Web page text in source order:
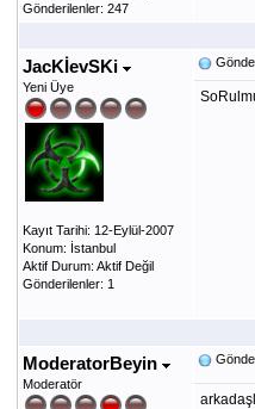
Gönderilenler: 247
JacKİevSKi
Yeni Üye
Kayıt Tarihi: 12-Eylül-2007
Konum: İstanbul
Aktif Durum: Aktif Değil
Gönderilenler: 1
ModeratorBeyin
Moderatör